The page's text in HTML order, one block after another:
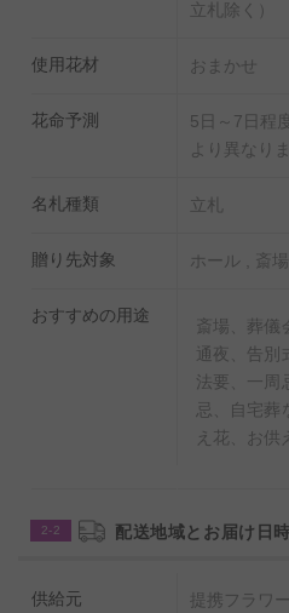
立札除く）
使用花材 おまかせ
花命予測
5日～7日程
より異なりま
名札種類 立札
贈り先対象 ホール , 斎
おすすめの用途
斎場、葬儀
通夜、告別
法要、一周
忌、自宅葬
え花、お供
2-2 配送地域とお届け日時
供給元 提携フラワ